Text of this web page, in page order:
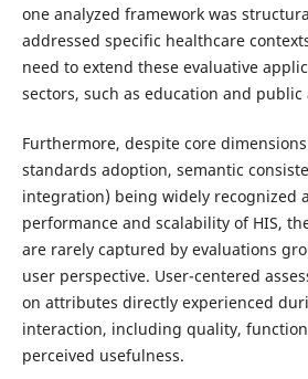
one analyzed framework was
addressed specific healthcare
need to extend these evaluative
sectors, such as education and
Furthermore, despite core
standards adoption, semantic
integration) being widely recognized
performance and scalability of HIS,
are rarely captured by evaluations
user perspective. User-centered
on attributes directly experienced
interaction, including quality,
perceived usefulness.